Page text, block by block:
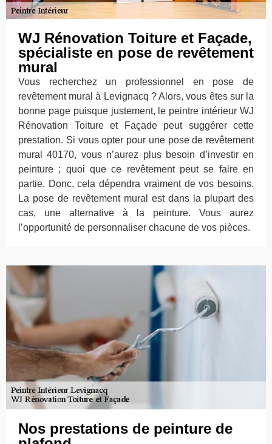
WJ Rénovation Toiture et Façade,
spécialiste en pose de revêtement
mural
Vous recherchez un professionnel en pose de
revêtement mural à Levignacq ? Alors, vous êtes sur la
bonne page puisque justement, le peintre intérieur WJ
Rénovation Toiture et Façade peut suggérer cette
prestation. Si vous opter pour une pose de revêtement
mural 40170, vous n’aurez plus besoin d’investir en
peinture ; quoi que ce revêtement peut se faire en
partie. Donc, cela dépendra vraiment de vos besoins.
La pose de revêtement mural est dans la plupart des
cas, une alternative à la peinture. Vous aurez
l’opportunité de personnaliser chacune de vos pièces.
Nos prestations de peinture de